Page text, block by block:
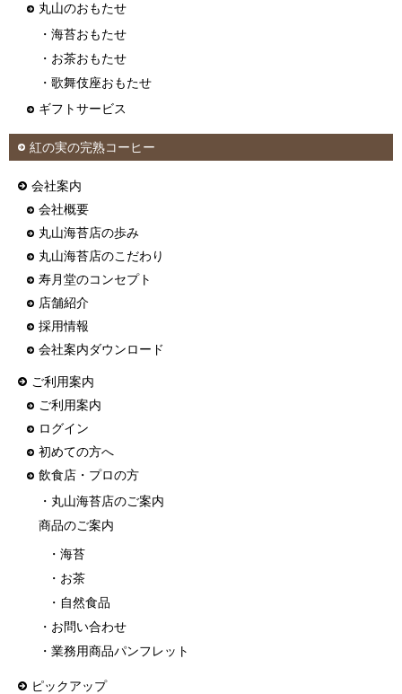
丸山のおもたせ
・海苔おもたせ
・お茶おもたせ
・歌舞伎座おもたせ
ギフトサービス
紅の実の完熟コーヒー
会社案内
会社概要
丸山海苔店の歩み
丸山海苔店のこだわり
寿月堂のコンセプト
店舗紹介
採用情報
会社案内ダウンロード
ご利用案内
ご利用案内
ログイン
初めての方へ
飲食店・プロの方
・丸山海苔店のご案内
商品のご案内
・海苔
・お茶
・自然食品
・お問い合わせ
・業務用商品パンフレット
ピックアップ